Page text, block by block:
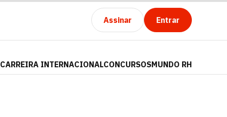
Assinar Entrar
CARREIRA INTERNACIONALCONCURSOSMUNDO RH